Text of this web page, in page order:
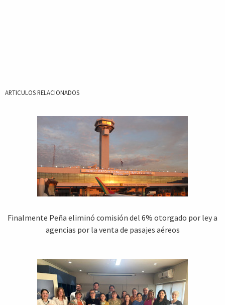
ARTICULOS RELACIONADOS
Finalmente Peña eliminó comisión del 6% otorgado por ley a
agencias por la venta de pasajes aéreos